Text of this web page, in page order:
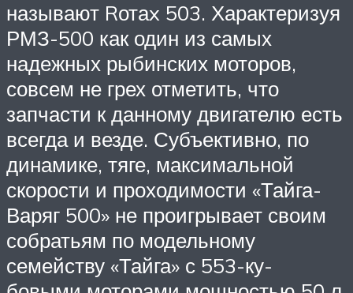
называют Rотаx 503. Характеризуя
РМЗ-500 как один из самых
надежных рыбинских моторов,
совсем не грех отметить, что
запчасти к данному двигателю есть
всегда и везде. Субъективно, по
динамике, тяге, максимальной
скорости и проходимости «Тайга-
Варяг 500» не проигрывает своим
собратьям по модельному
семейству «Тайга» с 553-ку-